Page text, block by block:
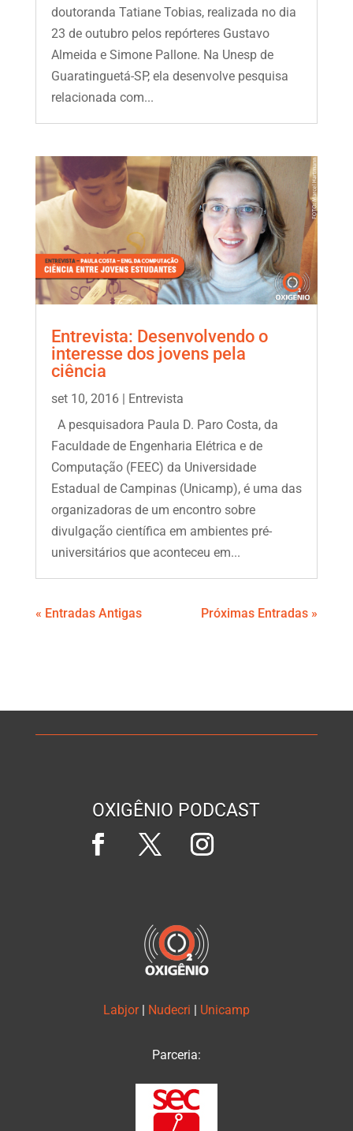
doutoranda Tatiane Tobias, realizada no dia
23 de outubro pelos repórteres Gustavo
Almeida e Simone Pallone. Na Unesp de
Guaratinguetá-SP, ela desenvolve pesquisa
relacionada com...
Entrevista: Desenvolvendo o
interesse dos jovens pela
ciência
set 10, 2016| Entrevista
A pesquisadora Paula D. Paro Costa, da
Faculdade de Engenharia Elétrica e de
Computação (FEEC) da Universidade
Estadual de Campinas (Unicamp), é uma das
organizadoras de um encontro sobre
divulgação científica em ambientes pré-
universitários que aconteceu em...
« Entradas Antigas Próximas Entradas »
OXIGÊNIO PODCAST
Labjor | Nudecri | Unicamp
Parceria: